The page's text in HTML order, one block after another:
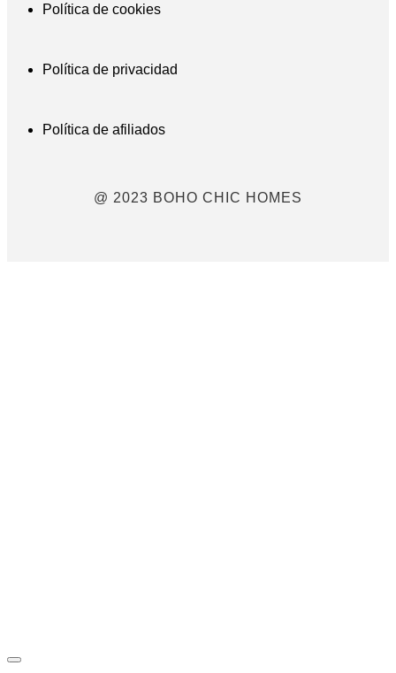
Política de cookies
Política de privacidad
Política de afiliados
@ 2023 BOHO CHIC HOMES